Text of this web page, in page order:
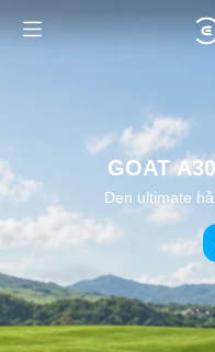
GOAT
Den ultimate